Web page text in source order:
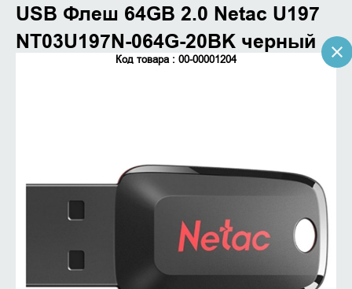
USB Флеш 64GB 2.0 Netac U197
NT03U197N-064G-20BK черный
Код товара : 00-00001204